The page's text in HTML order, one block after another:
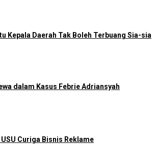
Kepala Daerah Tak Boleh Terbuang Sia-sia
dalam Kasus Febrie Adriansyah
Curiga Bisnis Reklame